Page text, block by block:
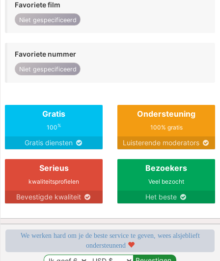
Favoriete film
Niet gespecificeerd
Favoriete nummer
Niet gespecificeerd
Gratis
100%
Gratis diensten
Ondersteuning
100% gratis
Luisterende moderators
Serieus
kwaliteitsprofielen
Bevestigde kwaliteit
Bezoekers
Veel bezocht
Het beste
We werken hard om je de beste service te geven, wees alsjeblieft
ondersteunend